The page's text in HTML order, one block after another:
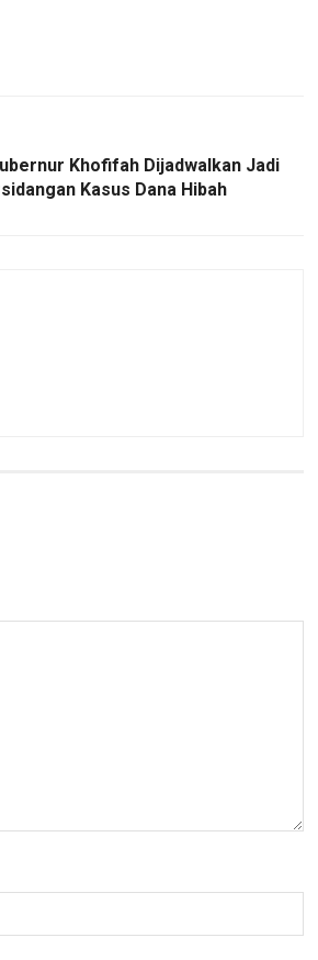
Khofifah Dijadwalkan Jadi
Kasus Dana Hibah